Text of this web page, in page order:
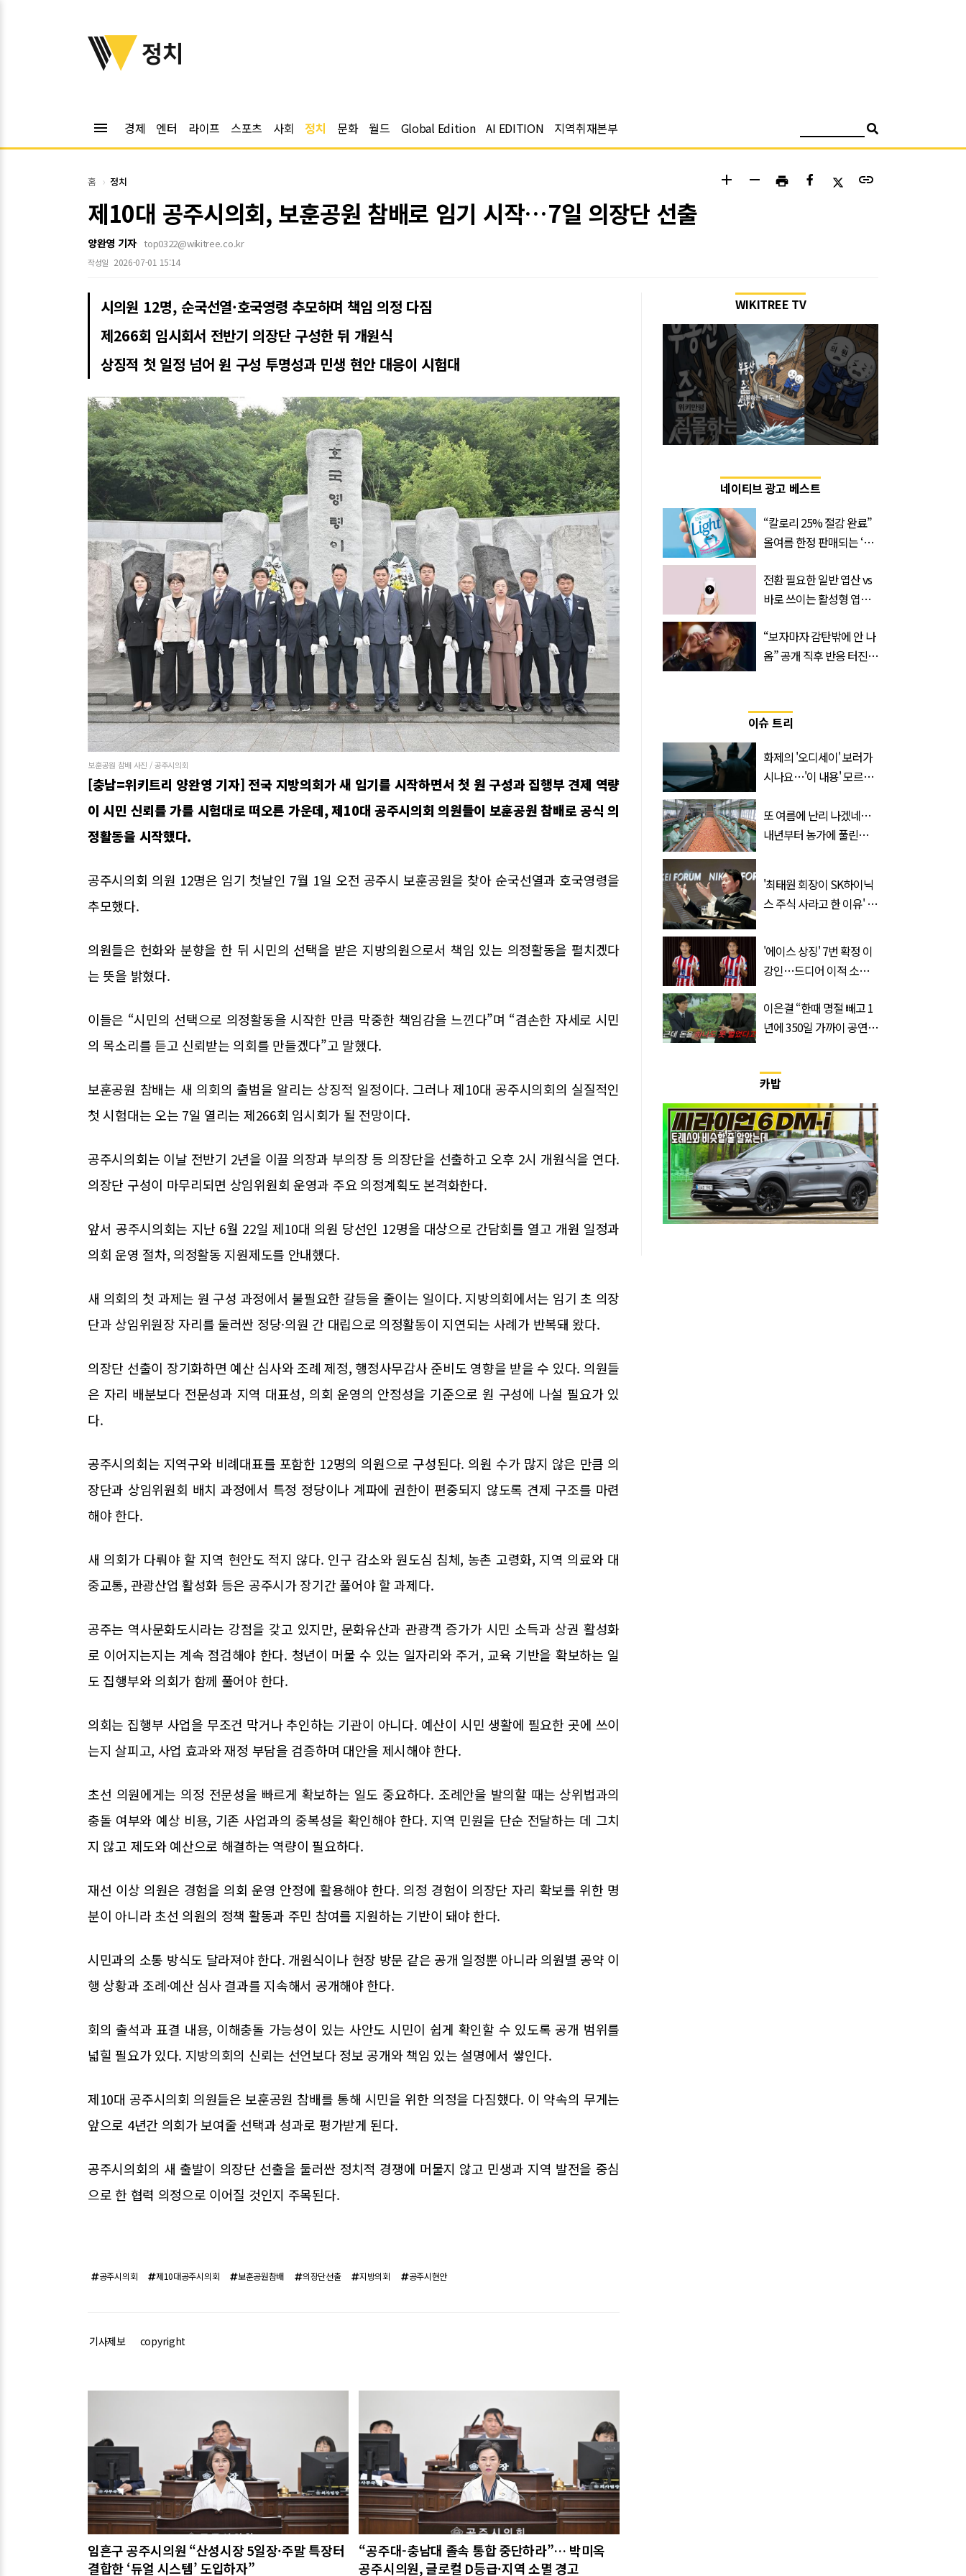
위키트리
정치
menu 경제 엔터 라이프 스포츠 사회 정치 문화 월드 Global Edition AI EDITION 지역취재본부
홈 정치 add remove print link
제10대 공주시의회, 보훈공원 참배로 임기 시작…7일 의장단 선출
양완영 기자 top0322@wikitree.co.kr
작성일 2026-07-01 15:14
시의원 12명, 순국선열·호국영령 추모하며 책임 의정 다짐
제266회 임시회서 전반기 의장단 구성한 뒤 개원식
상징적 첫 일정 넘어 원 구성 투명성과 민생 현안 대응이 시험대
보훈공원 참배 사진 / 공주시의회
[충남=위키트리 양완영 기자] 전국 지방의회가 새 임기를 시작하면서 첫 원 구성과 집행부 견제 역량
이 시민 신뢰를 가를 시험대로 떠오른 가운데, 제10대 공주시의회 의원들이 보훈공원 참배로 공식 의
정활동을 시작했다.
공주시의회 의원 12명은 임기 첫날인 7월 1일 오전 공주시 보훈공원을 찾아 순국선열과 호국영령을
추모했다.
의원들은 헌화와 분향을 한 뒤 시민의 선택을 받은 지방의원으로서 책임 있는 의정활동을 펼치겠다
는 뜻을 밝혔다.
이들은 “시민의 선택으로 의정활동을 시작한 만큼 막중한 책임감을 느낀다”며 “겸손한 자세로 시민
의 목소리를 듣고 신뢰받는 의회를 만들겠다”고 말했다.
보훈공원 참배는 새 의회의 출범을 알리는 상징적 일정이다. 그러나 제10대 공주시의회의 실질적인
첫 시험대는 오는 7일 열리는 제266회 임시회가 될 전망이다.
공주시의회는 이날 전반기 2년을 이끌 의장과 부의장 등 의장단을 선출하고 오후 2시 개원식을 연다.
의장단 구성이 마무리되면 상임위원회 운영과 주요 의정계획도 본격화한다.
앞서 공주시의회는 지난 6월 22일 제10대 의원 당선인 12명을 대상으로 간담회를 열고 개원 일정과
의회 운영 절차, 의정활동 지원제도를 안내했다.
새 의회의 첫 과제는 원 구성 과정에서 불필요한 갈등을 줄이는 일이다. 지방의회에서는 임기 초 의장
단과 상임위원장 자리를 둘러싼 정당·의원 간 대립으로 의정활동이 지연되는 사례가 반복돼 왔다.
의장단 선출이 장기화하면 예산 심사와 조례 제정, 행정사무감사 준비도 영향을 받을 수 있다. 의원들
은 자리 배분보다 전문성과 지역 대표성, 의회 운영의 안정성을 기준으로 원 구성에 나설 필요가 있
다.
공주시의회는 지역구와 비례대표를 포함한 12명의 의원으로 구성된다. 의원 수가 많지 않은 만큼 의
장단과 상임위원회 배치 과정에서 특정 정당이나 계파에 권한이 편중되지 않도록 견제 구조를 마련
해야 한다.
새 의회가 다뤄야 할 지역 현안도 적지 않다. 인구 감소와 원도심 침체, 농촌 고령화, 지역 의료와 대
중교통, 관광산업 활성화 등은 공주시가 장기간 풀어야 할 과제다.
공주는 역사문화도시라는 강점을 갖고 있지만, 문화유산과 관광객 증가가 시민 소득과 상권 활성화
로 이어지는지는 계속 점검해야 한다. 청년이 머물 수 있는 일자리와 주거, 교육 기반을 확보하는 일
도 집행부와 의회가 함께 풀어야 한다.
의회는 집행부 사업을 무조건 막거나 추인하는 기관이 아니다. 예산이 시민 생활에 필요한 곳에 쓰이
는지 살피고, 사업 효과와 재정 부담을 검증하며 대안을 제시해야 한다.
초선 의원에게는 의정 전문성을 빠르게 확보하는 일도 중요하다. 조례안을 발의할 때는 상위법과의
충돌 여부와 예상 비용, 기존 사업과의 중복성을 확인해야 한다. 지역 민원을 단순 전달하는 데 그치
지 않고 제도와 예산으로 해결하는 역량이 필요하다.
재선 이상 의원은 경험을 의회 운영 안정에 활용해야 한다. 의정 경험이 의장단 자리 확보를 위한 명
분이 아니라 초선 의원의 정책 활동과 주민 참여를 지원하는 기반이 돼야 한다.
시민과의 소통 방식도 달라져야 한다. 개원식이나 현장 방문 같은 공개 일정뿐 아니라 의원별 공약 이
행 상황과 조례·예산 심사 결과를 지속해서 공개해야 한다.
회의 출석과 표결 내용, 이해충돌 가능성이 있는 사안도 시민이 쉽게 확인할 수 있도록 공개 범위를
넓힐 필요가 있다. 지방의회의 신뢰는 선언보다 정보 공개와 책임 있는 설명에서 쌓인다.
제10대 공주시의회 의원들은 보훈공원 참배를 통해 시민을 위한 의정을 다짐했다. 이 약속의 무게는
앞으로 4년간 의회가 보여줄 선택과 성과로 평가받게 된다.
공주시의회의 새 출발이 의장단 선출을 둘러싼 정치적 경쟁에 머물지 않고 민생과 지역 발전을 중심
으로 한 협력 의정으로 이어질 것인지 주목된다.
공주시의회 제10대공주시의회 보훈공원참배 의장단선출 지방의회 공주시현안
기사제보 copyright
관련기사
임흔구 공주시의원 “산성시장 5일장·주말 특장터
결합한 ‘듀얼 시스템’ 도입하자”
“공주대-충남대 졸속 통합 중단하라”… 박미옥
공주시의원, 글로컬 D등급·지역 소멸 경고
WIKITREE TV
네이티브 광고 베스트
“칼로리 25% 절감 완료”
올여름 한정 판매되는 ‘최
전환 필요한 일반 엽산 vs
바로 쓰이는 활성형 엽
‘Quatrefolic®’ 주목
“보자마자 감탄밖에 안 나
옴” 공개 직후 반응 터진
이슈 트리
화제의 '오디세이' 보러가
시나요…'이 내용' 모르고
또 여름에 난리 나겠네…
내년부터 농가에 풀린다는
'최태원 회장이 SK하이닉
스 주식 사라고 한 이유' 글
'에이스 상징' 7번 확정 이
강인…드디어 이적 소감
이은결 “한때 명절 빼고 1
년에 350일 가까이 공연했
카밥